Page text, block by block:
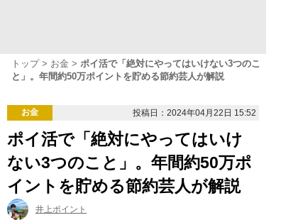
トップ お金
ポイ活で「絶対にやってはいけない3つのこ
と」。年間約50万ポイントを貯める節約芸人が解説
お金 投稿日：2024年04月22日 15:52
ポイ活で「絶対にやってはいけ
ない3つのこと」。年間約50万ポ
イントを貯める節約芸人が解説
井上ポイント